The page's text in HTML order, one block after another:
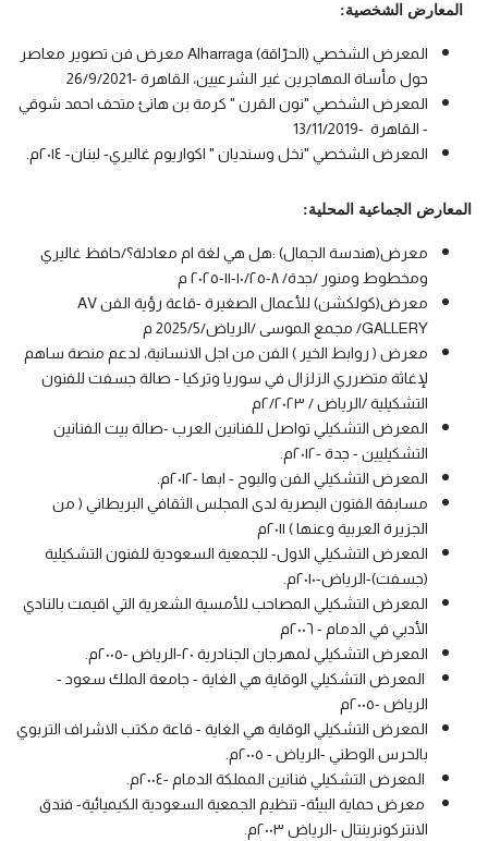
المعارض الشخصية:
المعرض الشخصي (الحرّاقة) Alharraga معرض فن تصوير معاصر
حول مأساة المهاجرين غير الشرعيين، القاهرة -26/9/2021
المعرض الشخصي "نون القرن " كرمة بن هانئ متحف احمد شوقي
- القاهرة -13/11/2019
المعرض الشخصي "نخل وسنديان " اكواريوم غاليري- لبنان- ٢٠١٤م.
المعارض الجماعية المحلية:
معرض(هندسة الجمال) :هل هي لغة ام معادلة؟/حافظ غاليري
ومخطوط ومنور /جدة/ ٨-١٠/٢٥-١١-٢٠٢٥ م
معرض(كولكشن) للأعمال الصغيرة -قاعة رؤية الفن AV
GALLERY/ مجمع الموسى /الرياض/2025/5 م
معرض ( روابط الخير ) الفن من اجل الانسانية، لدعم منصة ساهم
لإغاثة متضرري الزلزال في سوريا وتركيا - صالة جسفت للفنون
التشكيلية /الرياض / ٢/٢٠٢٣م
المعرض التشكيلي تواصل للفنانين العرب -صالة بيت الفنانين
التشكيليين - جدة -٢٠١٢م.
المعرض التشكيلي الفن والبوح - ابها -٢٠١٢م.
مسابقة الفنون البصرية لدى المجلس الثقافي البريطاني ( من
الجزيرة العربية وعنها ) ٢٠١١م
المعرض التشكيلي الاول- للجمعية السعودية للفنون التشكيلية
(جسفت)-الرياض-٢٠١٠م.
المعرض التشكيلي المصاحب للأمسية الشعرية التي اقيمت بالنادي
الأدبي في الدمام - ٢٠٠٦م
المعرض التشكيلي لمهرجان الجنادرية ٢٠-الرياض -٢٠٠٥م.
المعرض التشكيلي الوقاية هي الغاية - جامعة الملك سعود -
الرياض -٢٠٠٥م
المعرض التشكيلي الوقاية هي الغاية - قاعة مكتب الاشراف التربوي
بالحرس الوطني -الرياض - ٢٠٠٥م.
المعرض التشكيلي فنانين المملكة الدمام -٢٠٠٤م.
معرض حماية البيئة- تنظيم الجمعية السعودية الكيميائية- فندق
الانتركونرينتال -الرياض ٢٠٠٣م.